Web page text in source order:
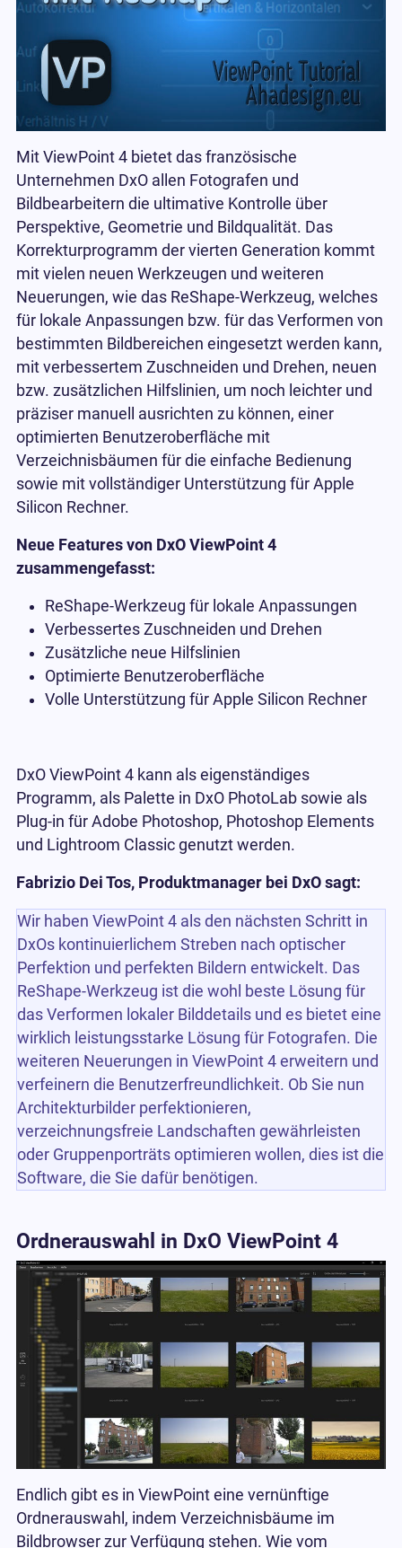
Mit ViewPoint 4 bietet das französische
Unternehmen DxO allen Fotografen und
Bildbearbeitern die ultimative Kontrolle über
Perspektive, Geometrie und Bildqualität. Das
Korrekturprogramm der vierten Generation kommt
mit vielen neuen Werkzeugen und weiteren
Neuerungen, wie das ReShape-Werkzeug, welches
für lokale Anpassungen bzw. für das Verformen von
bestimmten Bildbereichen eingesetzt werden kann,
mit verbessertem Zuschneiden und Drehen, neuen
bzw. zusätzlichen Hilfslinien, um noch leichter und
präziser manuell ausrichten zu können, einer
optimierten Benutzeroberfläche mit
Verzeichnisbäumen für die einfache Bedienung
sowie mit vollständiger Unterstützung für Apple
Silicon Rechner.
Neue Features von DxO ViewPoint 4
zusammengefasst:
ReShape-Werkzeug für lokale Anpassungen
Verbessertes Zuschneiden und Drehen
Zusätzliche neue Hilfslinien
Optimierte Benutzeroberfläche
Volle Unterstützung für Apple Silicon Rechner
DxO ViewPoint 4 kann als eigenständiges
Programm, als Palette in DxO PhotoLab sowie als
Plug-in für Adobe Photoshop, Photoshop Elements
und Lightroom Classic genutzt werden.
Fabrizio Dei Tos, Produktmanager bei DxO sagt:
Wir haben ViewPoint 4 als den nächsten Schritt in
DxOs kontinuierlichem Streben nach optischer
Perfektion und perfekten Bildern entwickelt. Das
ReShape-Werkzeug ist die wohl beste Lösung für
das Verformen lokaler Bilddetails und es bietet eine
wirklich leistungsstarke Lösung für Fotografen. Die
weiteren Neuerungen in ViewPoint 4 erweitern und
verfeinern die Benutzerfreundlichkeit. Ob Sie nun
Architekturbilder perfektionieren,
verzeichnungsfreie Landschaften gewährleisten
oder Gruppenporträts optimieren wollen, dies ist die
Software, die Sie dafür benötigen.
Ordnerauswahl in DxO ViewPoint 4
Endlich gibt es in ViewPoint eine vernünftige
Ordnerauswahl, indem Verzeichnisbäume im
Bildbrowser zur Verfügung stehen. Wie vom